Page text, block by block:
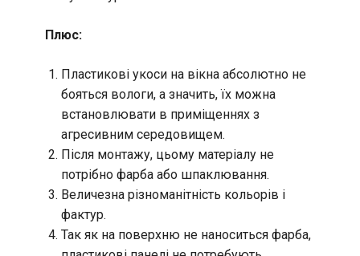
Плюс:
Пластикові укоси на вікна абсолютно не
бояться вологи, а значить, їх можна
встановлювати в приміщеннях з
агресивним середовищем.
Після монтажу, цьому матеріалу не
потрібно фарба або шпаклювання.
Величезна різноманітність кольорів і
фактур.
Так як на поверхню не наноситься фарба,